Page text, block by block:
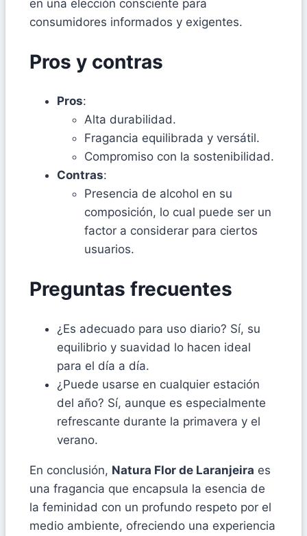
en una elección consciente para
consumidores informados y exigentes.
Pros y contras
Pros:
Alta durabilidad.
Fragancia equilibrada y versátil.
Compromiso con la sostenibilidad.
Contras:
Presencia de alcohol en su
composición, lo cual puede ser un
factor a considerar para ciertos
usuarios.
Preguntas frecuentes
¿Es adecuado para uso diario? Sí, su
equilibrio y suavidad lo hacen ideal
para el día a día.
¿Puede usarse en cualquier estación
del año? Sí, aunque es especialmente
refrescante durante la primavera y el
verano.
En conclusión, Natura Flor de Laranjeira es
una fragancia que encapsula la esencia de
la feminidad con un profundo respeto por el
medio ambiente, ofreciendo una experiencia